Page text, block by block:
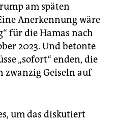
am späten
Anerkennung wäre
für die Hamas nach
2023. Und betonte
„sofort“ enden, die
zwanzig Geiseln auf
um das diskutiert